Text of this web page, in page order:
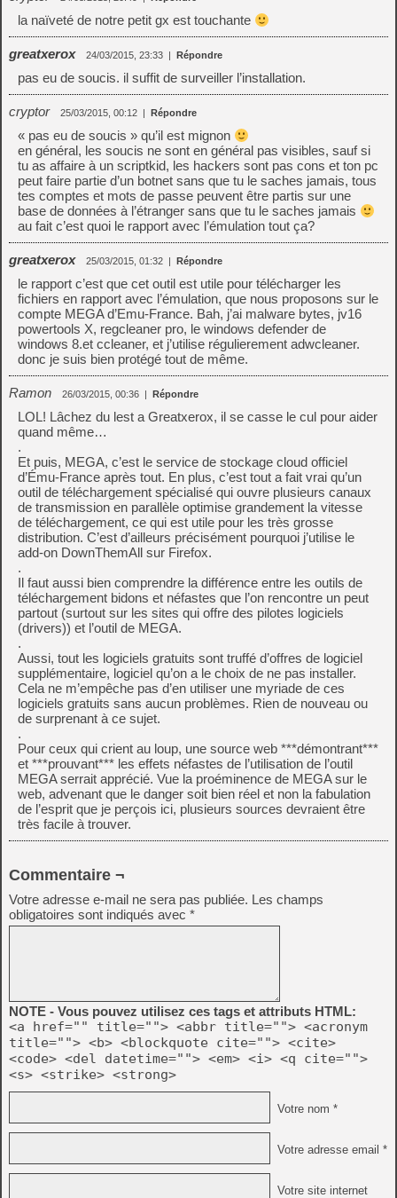
la naïveté de notre petit gx est touchante
greatxerox 24/03/2015, 23:33 | Répondre
pas eu de soucis. il suffit de surveiller l’installation.
cryptor 25/03/2015, 00:12 | Répondre
« pas eu de soucis » qu’il est mignon
en général, les soucis ne sont en général pas visibles, sauf si
tu as affaire à un scriptkid, les hackers sont pas cons et ton pc
peut faire partie d’un botnet sans que tu le saches jamais, tous
tes comptes et mots de passe peuvent être partis sur une
base de données à l’étranger sans que tu le saches jamais
au fait c’est quoi le rapport avec l’émulation tout ça?
greatxerox 25/03/2015, 01:32 | Répondre
le rapport c’est que cet outil est utile pour télécharger les
fichiers en rapport avec l’émulation, que nous proposons sur le
compte MEGA d’Emu-France. Bah, j’ai malware bytes, jv16
powertools X, regcleaner pro, le windows defender de
windows 8.et ccleaner, et j’utilise régulierement adwcleaner.
donc je suis bien protégé tout de même.
Ramon 26/03/2015, 00:36 | Répondre
LOL! Lâchez du lest a Greatxerox, il se casse le cul pour aider
quand même…
.
Et puis, MEGA, c’est le service de stockage cloud officiel
d’Ému-France après tout. En plus, c’est tout a fait vrai qu’un
outil de téléchargement spécialisé qui ouvre plusieurs canaux
de transmission en parallèle optimise grandement la vitesse
de téléchargement, ce qui est utile pour les très grosse
distribution. C’est d’ailleurs précisément pourquoi j’utilise le
add-on DownThemAll sur Firefox.
.
Il faut aussi bien comprendre la différence entre les outils de
téléchargement bidons et néfastes que l’on rencontre un peut
partout (surtout sur les sites qui offre des pilotes logiciels
(drivers)) et l’outil de MEGA.
.
Aussi, tout les logiciels gratuits sont truffé d’offres de logiciel
supplémentaire, logiciel qu’on a le choix de ne pas installer.
Cela ne m’empêche pas d’en utiliser une myriade de ces
logiciels gratuits sans aucun problèmes. Rien de nouveau ou
de surprenant à ce sujet.
.
Pour ceux qui crient au loup, une source web ***démontrant***
et ***prouvant*** les effets néfastes de l’utilisation de l’outil
MEGA serrait apprécié. Vue la proéminence de MEGA sur le
web, advenant que le danger soit bien réel et non la fabulation
de l’esprit que je perçois ici, plusieurs sources devraient être
très facile à trouver.
Commentaire ¬
Votre adresse e-mail ne sera pas publiée. Les champs
obligatoires sont indiqués avec *
NOTE - Vous pouvez utilisez ces tags et attributs HTML:
<a href="" title=""> <abbr title=""> <acronym
title=""> <b> <blockquote cite=""> <cite>
<code> <del datetime=""> <em> <i> <q cite="">
<s> <strike> <strong>
Votre nom *
Votre adresse email *
Votre site internet